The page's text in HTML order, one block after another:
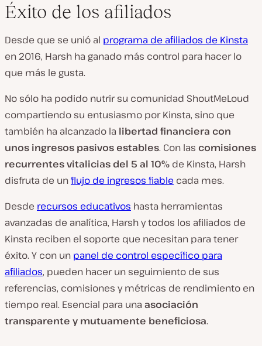
Éxito de los afiliados
Desde que se unió al programa de afiliados de Kinsta
en 2016, Harsh ha ganado más control para hacer lo
que más le gusta.
No sólo ha podido nutrir su comunidad ShoutMeLoud
compartiendo su entusiasmo por Kinsta, sino que
también ha alcanzado la libertad financiera con
unos ingresos pasivos estables. Con las comisiones
recurrentes vitalicias del 5 al 10% de Kinsta, Harsh
disfruta de unflujo de ingresos fiable cada mes.
Desde recursos educativos hasta herramientas
avanzadas de analítica, Harsh y todos los afiliados de
Kinsta reciben el soporte que necesitan para tener
éxito. Y con un panel de control específico para
afiliados, pueden hacer un seguimiento de sus
referencias, comisiones y métricas de rendimiento en
tiempo real. Esencial para una asociación
transparente y mutuamente beneficiosa.